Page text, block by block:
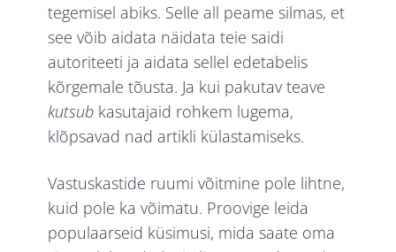
tegemisel abiks. Selle all peame silmas, et
see võib aidata näidata teie saidi
autoriteeti ja aidata sellel edetabelis
kõrgemale tõusta. Ja kui pakutav teave
kutsub kasutajaid rohkem lugema,
klõpsavad nad artikli külastamiseks.
Vastuskastide ruumi võitmine pole lihtne,
kuid pole ka võimatu. Proovige leida
populaarseid küsimusi, mida saate oma